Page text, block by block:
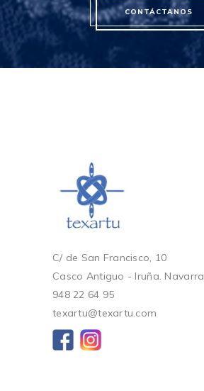
CONTÁCTANOS
C/ de San Francisco, 10
Casco Antiguo - Iruña. Navarra
948 22 64 95
texartu@texartu.com